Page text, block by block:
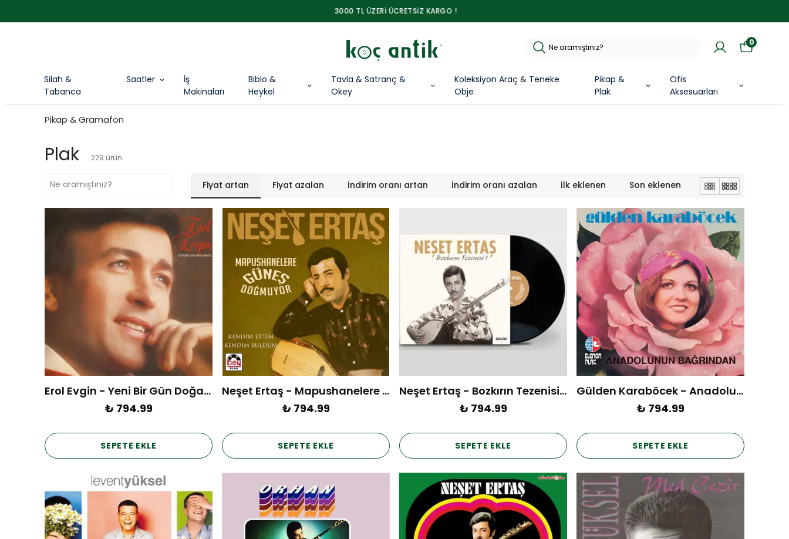
3000 TL ÜZERİ ÜCRETSİZ KARGO !
Silah &
Tabanca
Saatler
İş
Makinaları
Biblo &
Heykel
Tavla & Satranç &
Okey
Koleksiyon Araç & Teneke
Obje
Pikap &
Plak
Ofis
Aksesuarları
0
Pikap & Gramafon
Plak 229 ürün
Fiyat artan Fiyat azalan İndirim oranı artan İndirim oranı azalan İlk eklenen Son eklenen
Erol Evgin - Yeni Bir Gün Doğarken (Plak)
₺ 794.99
SEPETE EKLE
Neşet Ertaş - Mapushanelere Güneş Doğmuyor (Plak)
₺ 794.99
SEPETE EKLE
Neşet Ertaş - Bozkırın Tezenisi Vol.1 (Plak)
₺ 794.99
SEPETE EKLE
Gülden Karaböcek - Anadolunun Bağrından (Plak)
₺ 794.99
SEPETE EKLE